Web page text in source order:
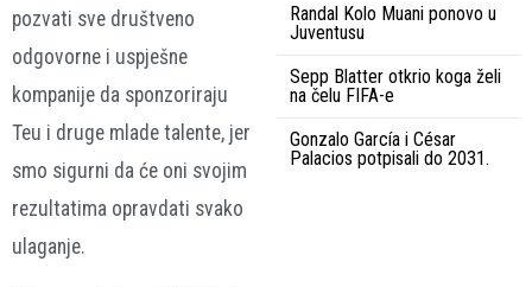
pozvati sve društveno
odgovorne i uspješne
kompanije da sponzoriraju
Teu i druge mlade talente, jer
smo sigurni da će oni svojim
rezultatima opravdati svako
ulaganje.
Randal Kolo Muani ponovo u
Juventusu
Sepp Blatter otkrio koga želi
na čelu FIFA-e
Gonzalo García i César
Palacios potpisali do 2031.